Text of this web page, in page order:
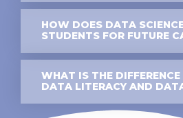
HOW DOES DATA
STUDENTS FOR FUTURE
WHAT IS THE
DATA LITERACY AND